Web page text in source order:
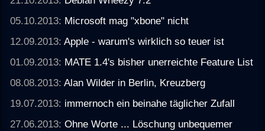
05.10.2013: Microsoft mag "xbone" nicht
12.09.2013:Apple - warum's wirklich so teuer ist
01.09.2013: MATE 1.4's bisher unerreichte Feature List
08.08.2013:Alan Wilder in Berlin, Kreuzberg
19.07.2013: immernoch ein beinahe täglicher Zufall
27.06.2013:Ohne Worte ... Löschung unbequemer